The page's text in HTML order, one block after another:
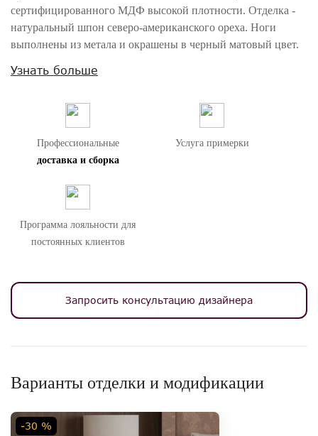
сертифицированного МДФ высокой плотности. Отделка -
натуральный шпон северо-американского ореха. Ноги
выполнены из метала и окрашены в черный матовый цвет.
направляющими и системой открывания Push to open
Высота ножек 12 см.
Внимание! Цвета предметов на изображениях могут отличаться из-за
особенностей цветопередачи различных мониторов.
Узнать больше
Профессиональные
доставка и сборка
Услуга примерки
Программа лояльности для
постоянных клиентов
Запросить консультацию дизайнера
Варианты отделки и модификации
-30 %